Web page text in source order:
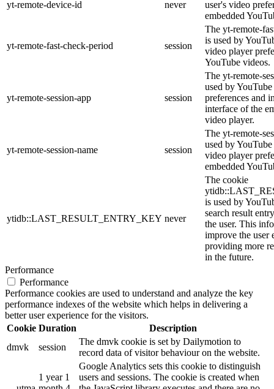
yt-remote-device-id never
user's video
embedded
yt-remote-fast-check-period session
The yt-remote-
is used by
video player
YouTube videos.
yt-remote-session-app session
The yt-remote-
used by
preferences and
interface of the
video player.
yt-remote-session-name session
The yt-remote-
used by
video player
embedded
ytidb::LAST_RESULT_ENTRY_KEY never
The cookie
is used by
search result
the user. This
improve the user
providing more
in the future.
Performance
Performance
Performance cookies are used to understand and analyze the key
performance indexes of the website which helps in delivering a
better user experience for the visitors.
Cookie Duration
Description
dmvk
session
The dmvk cookie is set by Dailymotion to
record data of visitor behaviour on the website.
1 year 1
Google Analytics sets this cookie to distinguish
users and sessions. The cookie is created when